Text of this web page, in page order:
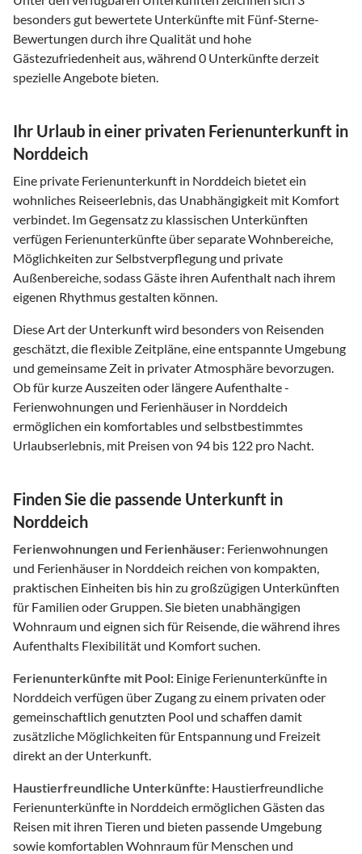
besonders gut bewertete Unterkünfte mit Fünf-Sterne-
Bewertungen durch ihre Qualität und hohe
Gästezufriedenheit aus, während 0 Unterkünfte derzeit
spezielle Angebote bieten.
Ihr Urlaub in einer privaten Ferienunterkunft in
Norddeich
Eine private Ferienunterkunft in Norddeich bietet ein
wohnliches Reiseerlebnis, das Unabhängigkeit mit Komfort
verbindet. Im Gegensatz zu klassischen Unterkünften
verfügen Ferienunterkünfte über separate Wohnbereiche,
Möglichkeiten zur Selbstverpflegung und private
Außenbereiche, sodass Gäste ihren Aufenthalt nach ihrem
eigenen Rhythmus gestalten können.
Diese Art der Unterkunft wird besonders von Reisenden
geschätzt, die flexible Zeitpläne, eine entspannte Umgebung
und gemeinsame Zeit in privater Atmosphäre bevorzugen.
Ob für kurze Auszeiten oder längere Aufenthalte -
Ferienwohnungen und Ferienhäuser in Norddeich
ermöglichen ein komfortables und selbstbestimmtes
Urlaubserlebnis, mit Preisen von 94 bis 122 pro Nacht.
Finden Sie die passende Unterkunft in
Norddeich
Ferienwohnungen und Ferienhäuser: Ferienwohnungen
und Ferienhäuser in Norddeich reichen von kompakten,
praktischen Einheiten bis hin zu großzügigen Unterkünften
für Familien oder Gruppen. Sie bieten unabhängigen
Wohnraum und eignen sich für Reisende, die während ihres
Aufenthalts Flexibilität und Komfort suchen.
Ferienunterkünfte mit Pool: Einige Ferienunterkünfte in
Norddeich verfügen über Zugang zu einem privaten oder
gemeinschaftlich genutzten Pool und schaffen damit
zusätzliche Möglichkeiten für Entspannung und Freizeit
direkt an der Unterkunft.
Haustierfreundliche Unterkünfte: Haustierfreundliche
Ferienunterkünfte in Norddeich ermöglichen Gästen das
Reisen mit ihren Tieren und bieten passende Umgebung
sowie komfortablen Wohnraum für Menschen und